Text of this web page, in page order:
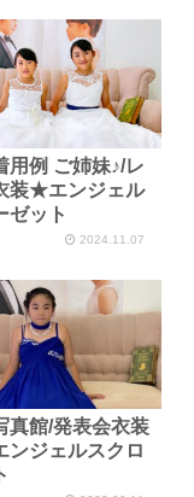
用例 ご姉妹♪/レ
装★エンジェル
ゼット
2024.11.07
真館/発表会衣装
ンジェルスクロ